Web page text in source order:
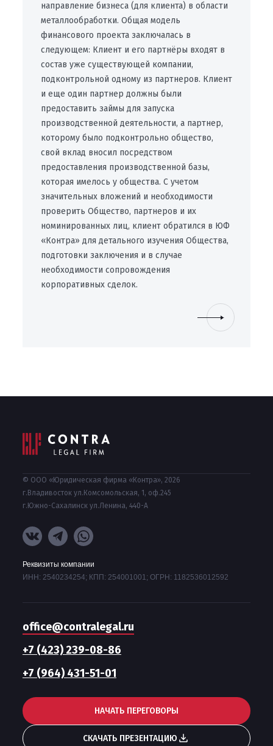
направление бизнеса (для клиента) в области
металлообработки. Общая модель
финансового проекта заключалась в
следующем: Клиент и его партнёры входят в
состав уже существующей компании,
подконтрольной одному из партнеров. Клиент
и еще один партнер должны были
предоставить займы для запуска
производственной деятельности, а партнер,
которому было подконтрольно общество,
свой вклад вносил посредством
предоставления производственной базы,
которая имелось у общества. С учетом
значительных вложений и необходимости
проверить Общество, партнеров и их
номинированных лиц, клиент обратился в ЮФ
«Контра» для детального изучения Общества,
подготовки заключения и в случае
необходимости сопровождения
корпоративных сделок.
© ООО «Юридическая фирма «Контра», 2026
г.Владивосток ул.Комсомольская, 1, оф.245
г.Южно-Сахалинск ул.Ленина, 440-А
Реквизиты компании
ИНН: 2540234254; КПП: 254001001; ОГРН: 1182536012592
office@contralegal.ru
+7 (423) 239-08-86
+7 (964) 431-51-01
НАЧАТЬ ПЕРЕГОВОРЫ
СКАЧАТЬ ПРЕЗЕНТАЦИЮ